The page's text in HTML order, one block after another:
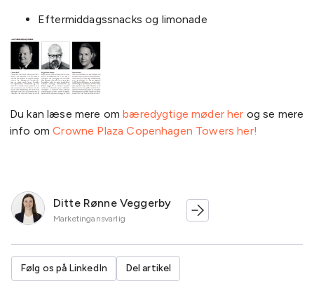
Eftermiddagssnacks og limonade
Du kan læse mere ombæredygtige møder her og se mere
info omCrowne Plaza Copenhagen Towers her!
Ditte Rønne Veggerby
Marketingansvarlig
Følg os på LinkedIn Del artikel